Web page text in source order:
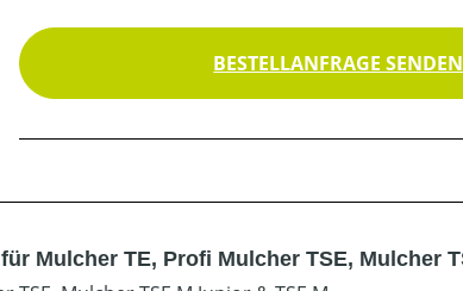
BESTELLANFRAGE SENDEN
Mulcher TE, Profi Mulcher TSE, Mulcher